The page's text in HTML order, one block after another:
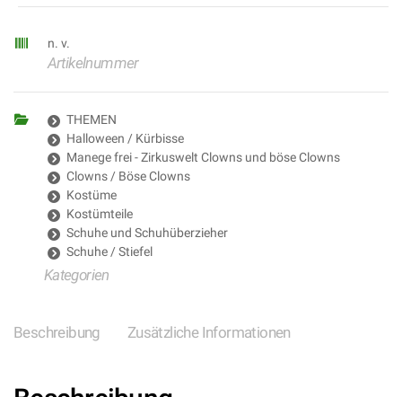
n. v.
Artikelnummer
THEMEN
Halloween / Kürbisse
Manege frei - Zirkuswelt Clowns und böse Clowns
Clowns / Böse Clowns
Kostüme
Kostümteile
Schuhe und Schuhüberzieher
Schuhe / Stiefel
Kategorien
Beschreibung Zusätzliche Informationen